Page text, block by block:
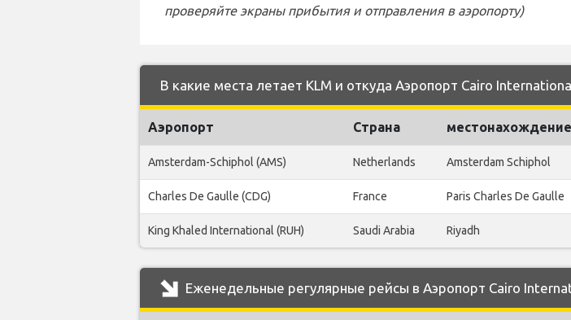
проверяйте экраны прибытия и отправления в аэропорту)
В какие места летает KLM и откуда Аэропорт Cairo
Аэропорт Страна местонахождение
Amsterdam-Schiphol (AMS) Netherlands Amsterdam Schiphol
Charles De Gaulle (CDG) France Paris Charles De Gaulle
King Khaled International (RUH) Saudi Arabia Riyadh
Еженедельные регулярные рейсы в Аэропорт Cairo